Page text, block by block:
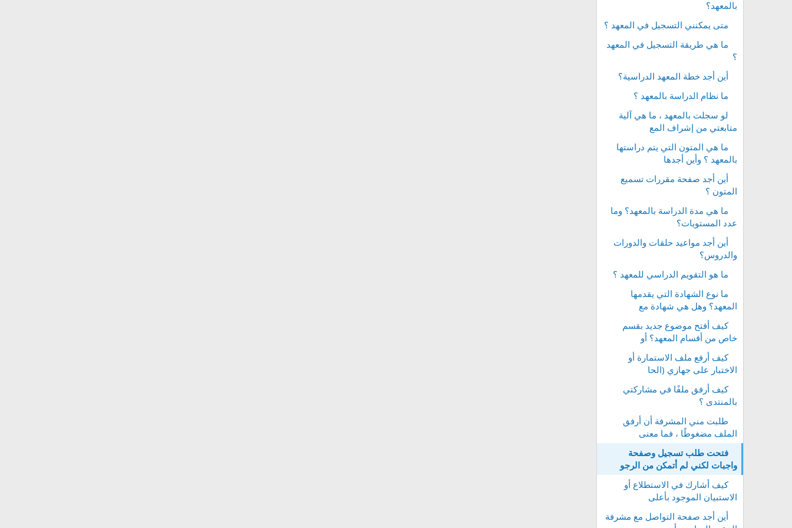
بالمعهد؟
متى يمكنني التسجيل في المعهد ؟
ما هي طريقة التسجيل في المعهد
؟
أين أجد خطة المعهد الدراسية؟
ما نظام الدراسة بالمعهد ؟
لو سجلت بالمعهد ، ما هي آلية
متابعتي من إشراف المع
ما هي المتون التي يتم دراستها
بالمعهد ؟ وأين أجدها
أين أجد صفحة مقررات تسميع
المتون ؟
ما هي مدة الدراسة بالمعهد؟ وما
عدد المستويات؟
أين أجد مواعيد حلقات والدورات
والدروس؟
ما هو التقويم الدراسي للمعهد ؟
ما نوع الشهادة التي يقدمها
المعهد؟ وهل هي شهادة مع
كيف أفتح موضوع جديد بقسم
خاص من أقسام المعهد؟ أو
كيف أرفع ملف الاستمارة أو
الاختبار على جهازي (الحا
كيف أرفق ملفًا في مشاركتي
بالمنتدى ؟
طلبت مني المشرفة أن أرفق
الملف مضغوطًا ، فما معنى
فتحت طلب تسجيل وصفحة
واجبات لكني لم أتمكن من الرجو
كيف أشارك في الاستطلاع أو
الاستبيان الموجود بأعلى
أين أجد صفحة التواصل مع مشرفة